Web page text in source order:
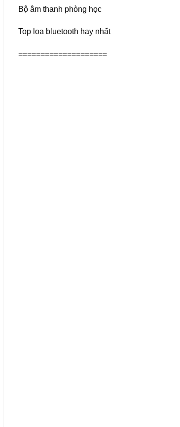
Bộ âm thanh phòng học
Top loa bluetooth hay nhất
====================